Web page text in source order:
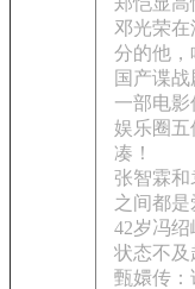
邓光荣
分的他，
国产谍
一部电影
娱乐圈五
凑！
张智霖和
之间都是
42岁冯
状态不及
甄嬛传：